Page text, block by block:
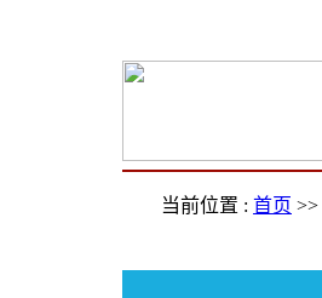
当前位置 : 首页 >>